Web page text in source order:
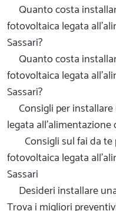
Quanto costa
fotovoltaica legata
Sassari?
Quanto costa
fotovoltaica legata
Sassari?
Consigli per
legata all'alimentazione
Consigli sul fai da
fotovoltaica legata
Sassari
Desideri installare
Trova i migliori